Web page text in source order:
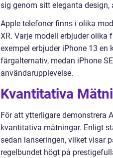
sig genom sitt eleganta
Apple telefoner finns i olika
XR. Varje modell erbjuder olika
exempel erbjuder iPhone 13
färgalternativ, medan iPhone
användarupplevelse.
Kvantitativa
För att ytterligare demonstrera
kvantitativa mätningar. Enligt
sedan lanseringen, vilket visar
regelbundet högt på